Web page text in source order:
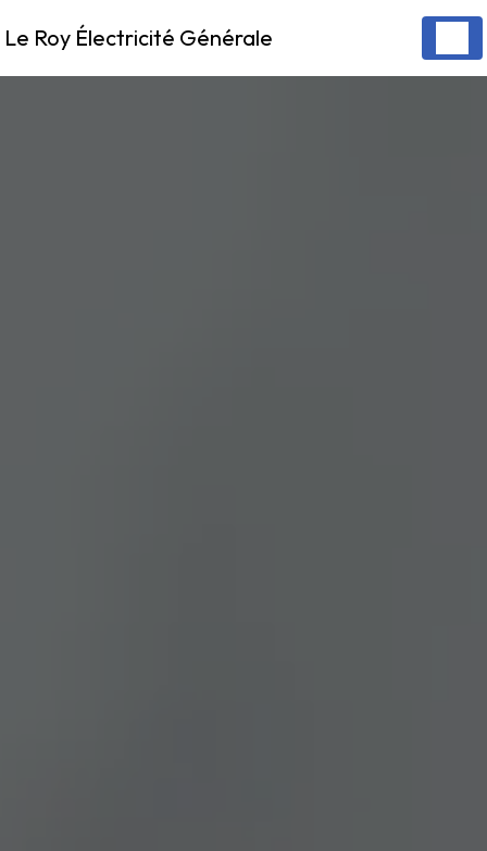
Le Roy Électricité Générale